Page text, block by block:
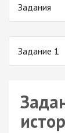
Задания
Задание 1